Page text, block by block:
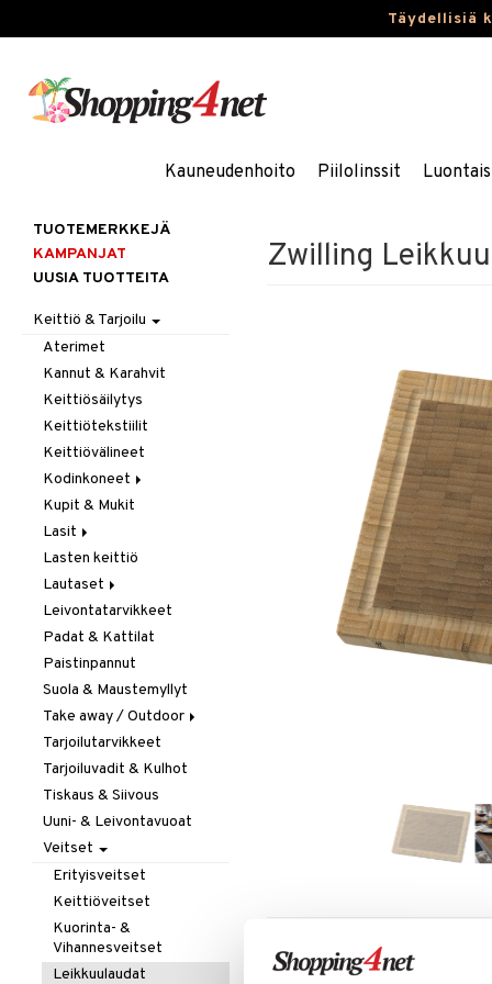
Täydellisiä
Kauneudenhoito Piilolinssit
Zwilling
TUOTEMERKKEJÄ
KAMPANJAT
UUSIA TUOTTEITA
Keittiö & Tarjoilu
Aterimet
Kannut & Karahvit
Keittiösäilytys
Keittiötekstiilit
Keittiövälineet
Kodinkoneet
Kahvi, Tee & Espresso
Leivänpaahtimet
Mixerit &
Sähkövatkaimet
Muut koneet
Vedenkeittimet
Kupit & Mukit
Lasit
Juoma- & Cocktailasit
Juomalasit
Olutlasit
Shamppanjalasit
Snapsi- & Aveclasit
Viinilasit
Whiskey- & Konjakkilasit
Lasten keittiö
Lautaset
Asetit
Ruokalautaset
Syvät lautaset
Leivontatarvikkeet
Padat & Kattilat
Paistinpannut
Suola & Maustemyllyt
Take away / Outdoor
Eväslaatikot
Pullot
Termoskannut
Termosmukit
Tarjoilutarvikkeet
Tarjoiluvadit & Kulhot
Tiskaus & Siivous
Uuni- & Leivontavuoat
Veitset
Erityisveitset
Keittiöveitset
Kuorinta- &
Vihannesveitset
Leikkuulaudat